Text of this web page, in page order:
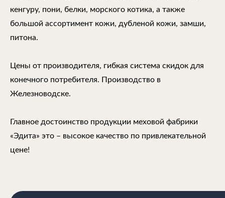
кенгуру, пони, белки, морского котика, а также
большой ассортимент кожи, дубленой кожи, замши,
питона.
Цены от производителя, гибкая система скидок для
конечного потребителя. Производство в
Железноводске.
Главное достоинство продукции меховой фабрики
«Эдита» это – высокое качество по привлекательной
цене!